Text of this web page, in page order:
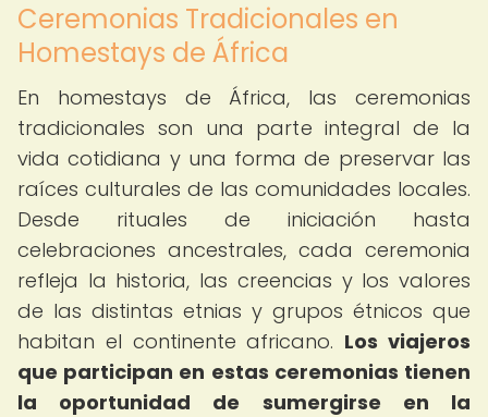
Ceremonias Tradicionales en
Homestays de África
En homestays de África, las ceremonias
tradicionales son una parte integral de la
vida cotidiana y una forma de preservar las
raíces culturales de las comunidades locales.
Desde rituales de iniciación hasta
celebraciones ancestrales, cada ceremonia
refleja la historia, las creencias y los valores
de las distintas etnias y grupos étnicos que
habitan el continente africano. Los viajeros
que participan en estas ceremonias tienen
la oportunidad de sumergirse en la